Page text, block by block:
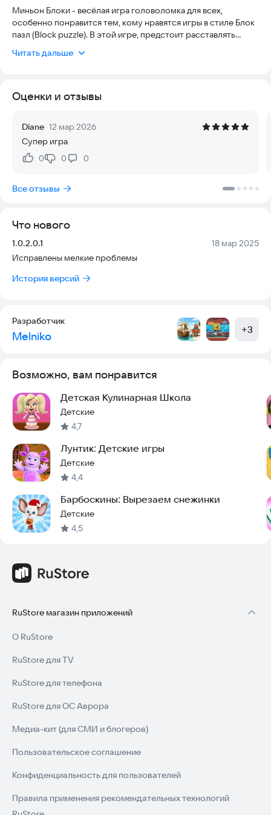
Миньон Блоки - весёлая игра головоломка для всех,
особенно понравится тем, кому нравятся игры в стиле Блок
пазл (Block puzzle). В этой игре, предстоит расставлять
разных геометрических форм.
Читать дальше
Оценки и отзывы
Diane 12 мар 2026
Супер игра
Нравится:
0Не нравится:
0 0
Все отзывы
Что нового
Версия:
1.0.2.0.1 Дата:
18 мар 2025
Исправлены мелкие проблемы
История версий
Разработчик
Melniko +3
Возможно, вам понравится
Детская Кулинарная Школа
Детские
4,7
Лунтик: Детские игры
Детские
4,4
Барбоскины: Вырезаем снежинки
Детские
4,5
RuStore магазин приложений
О RuStore
RuStore для TV
RuStore для телефона
RuStore для ОС Аврора
Медиа-кит (для СМИ и блогеров)
Пользовательское соглашение
Конфиденциальность для пользователей
Правила применения рекомендательных технологий